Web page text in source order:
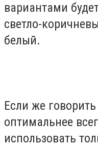
вариантами
светло-
белый.
Если же
оптимальнее
использовать